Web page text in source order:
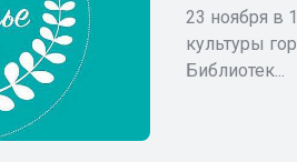
23 ноября в
культуры
Библиотек...